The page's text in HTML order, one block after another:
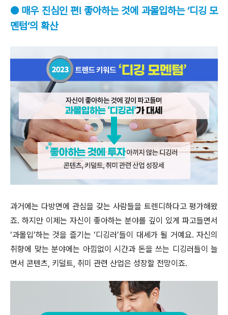
● 매우 진심인 편! 좋아하는 것에 과몰입하는 ‘디깅 모
멘텀’의 확산
과거에는 다방면에 관심을 갖는 사람들을 트렌디하다고 평가해왔
죠. 하지만 이제는 자신이 좋아하는 분야를 깊이 있게 파고들면서
‘과몰입’하는 것을 즐기는 ‘디깅러’들이 대세가 될 거예요. 자신의
취향에 맞는 분야에는 아낌없이 시간과 돈을 쓰는 디깅러들이 늘
면서 콘텐츠, 키덜트, 취미 관련 산업은 성장할 전망이죠.